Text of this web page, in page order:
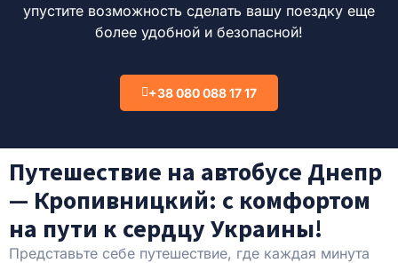
упустите возможность сделать вашу поездку еще
более удобной и безопасной!
+38 080 088 17 17
Путешествие на автобусе Днепр
— Кропивницкий: с комфортом
на пути к сердцу Украины!
Представьте себе путешествие, где каждая минута